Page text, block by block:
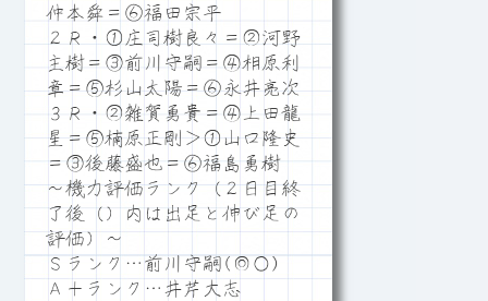
仲本舜＝⑥福田宗平
２Ｒ・①庄司樹良々＝②河野
主樹＝③前川守嗣＝④相原利
章＝⑤杉山太陽＝⑥永井亮次
３Ｒ・②雑賀勇貴＝④上田龍
星＝⑤楠原正剛＞①山口隆史
＝③後藤盛也＝⑥福島勇樹
～機力評価ランク（２日目終
了後（）内は出足と伸び足の
評価）～
Ｓランク…前川守嗣(◎○)
Ａ＋ランク…井芹大志